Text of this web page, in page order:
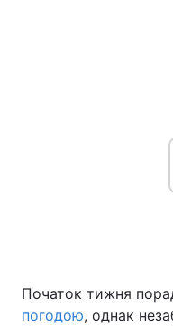
Початок тижня
погодою, однак